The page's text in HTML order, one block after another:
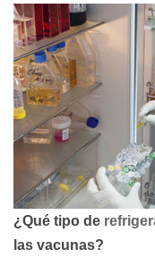
¿Qué tipo de
las vacunas?